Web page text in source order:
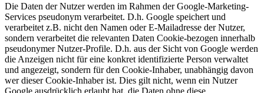
Die Daten der Nutzer werden im Rahmen der Google-Marketing-
Services pseudonym verarbeitet. D.h. Google speichert und
verarbeitet z.B. nicht den Namen oder E-Mailadresse der Nutzer,
sondern verarbeitet die relevanten Daten Cookie-bezogen innerhalb
pseudonymer Nutzer-Profile. D.h. aus der Sicht von Google werden
die Anzeigen nicht für eine konkret identifizierte Person verwaltet
und angezeigt, sondern für den Cookie-Inhaber, unabhängig davon
wer dieser Cookie-Inhaber ist. Dies gilt nicht, wenn ein Nutzer
Google ausdrücklich erlaubt hat, die Daten ohne diese